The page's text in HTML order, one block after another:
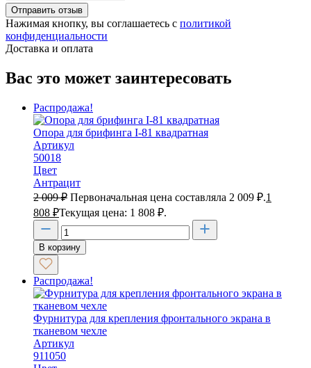
Отправить отзыв
Нажимая кнопку, вы соглашаетесь с политикой
конфиденциальности
Доставка и оплата
Вас это может заинтересовать
Распродажа!
Опора для брифинга I-81 квадратная
Артикул
50018
Цвет
Антрацит
2 009₽ Первоначальная цена составляла 2 009 ₽.1
808 ₽Текущая цена: 1 808 ₽.
В корзину
Распродажа!
Фурнитура для крепления фронтального экрана в
тканевом чехле
Артикул
911050